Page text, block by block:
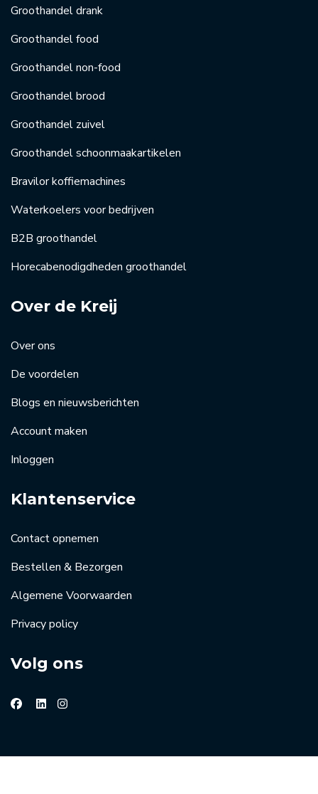
Groothandel drank
Groothandel food
Groothandel non-food
Groothandel brood
Groothandel zuivel
Groothandel schoonmaakartikelen
Bravilor koffiemachines
Waterkoelers voor bedrijven
B2B groothandel
Horecabenodigdheden groothandel
Over de Kreij
Over ons
De voordelen
Blogs en nieuwsberichten
Account maken
Inloggen
Klantenservice
Contact opnemen
Bestellen & Bezorgen
Algemene Voorwaarden
Privacy policy
Volg ons